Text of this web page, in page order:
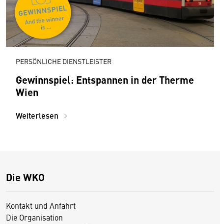
PERSÖNLICHE DIENSTLEISTER
Gewinnspiel: Entspannen in der Therme
Wien
Weiterlesen
Die WKO
Kontakt und Anfahrt
Die Organisation